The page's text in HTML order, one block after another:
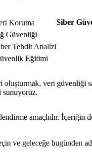
Koruma
Güvenliği
Tehdit Analizi
Eğitimi
Siber
veri güvenliği
sunuyoruz.
amaçlıdır.
ve geleceğe bugünden